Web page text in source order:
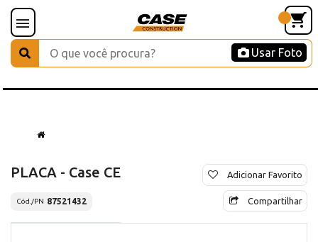
Usar Foto
PLACA - Case CE
Cód./PN 87521432
Adicionar Favorito
Compartilhar